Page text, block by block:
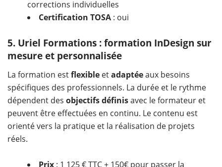
corrections individuelles
Certification TOSA : oui
5. Uriel Formations : formation InDesign sur
mesure et personnalisée
La formation estflexible etadaptéeaux besoins
spécifiques des professionnels. La durée et le rythme
dépendent des objectifs définisavec le formateur et
peuvent être effectuées en continu. Le contenu est
orienté vers la pratique et la réalisation de projets
réels.
Prix : 1 125 € TTC + 150€ pour passer la